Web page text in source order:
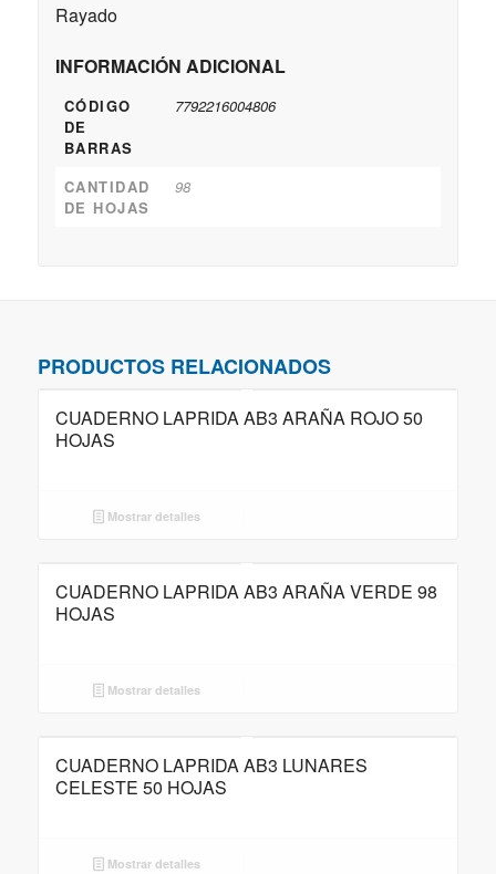
Rayado
INFORMACIÓN ADICIONAL
CÓDIGO
DE
BARRAS
7792216004806
CANTIDAD
DE HOJAS
98
PRODUCTOS RELACIONADOS
CUADERNO LAPRIDA AB3 ARAÑA ROJO 50
HOJAS
Mostrar detalles
CUADERNO LAPRIDA AB3 ARAÑA VERDE 98
HOJAS
Mostrar detalles
CUADERNO LAPRIDA AB3 LUNARES
CELESTE 50 HOJAS
Mostrar detalles